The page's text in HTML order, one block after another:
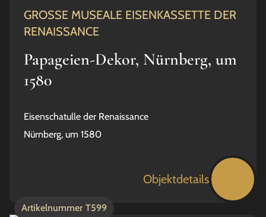
GROSSE MUSEALE EISENKASSETTE DER
RENAISSANCE
Papageien-Dekor, Nürnberg, um
1580
Eisenschatulle der Renaissance
Nürnberg, um 1580
Objektdetails
Artikelnummer T599